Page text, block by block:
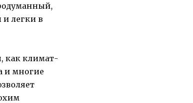
легки в
как климат-
и многие